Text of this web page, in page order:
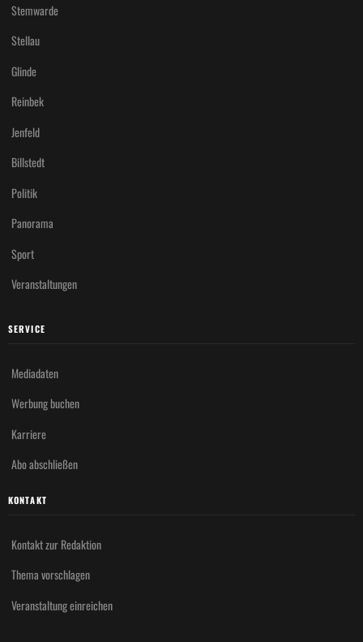
Stemwarde
Stellau
Glinde
Reinbek
Jenfeld
Billstedt
Politik
Panorama
Sport
Veranstaltungen
SERVICE
Mediadaten
Werbung buchen
Karriere
Abo abschließen
KONTAKT
Kontakt zur Redaktion
Thema vorschlagen
Veranstaltung einreichen